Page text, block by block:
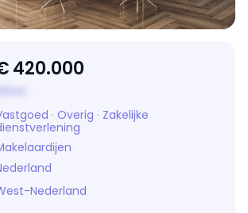
420.000
· Overig · Zakelijke
Nederland